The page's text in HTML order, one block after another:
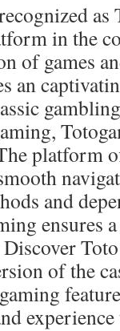
in the
of games
an
platform
and
ensures
of the